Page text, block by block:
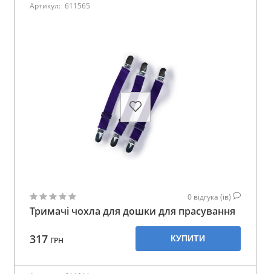
Артикул: 611565
0 відгука (ів)
Тримачі чохла для дошки для прасування
317 ГРН КУПИТИ